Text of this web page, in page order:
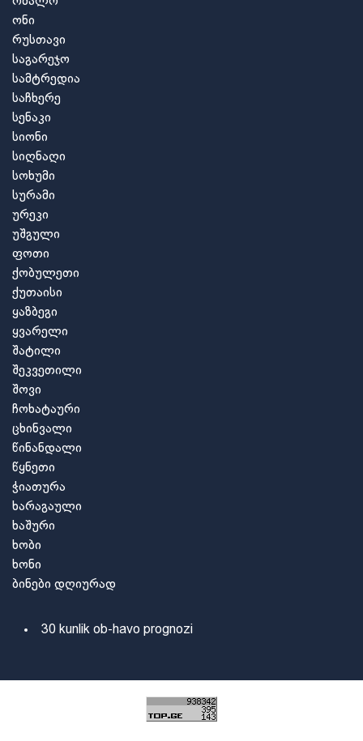
ონი
რუსთავი
საგარეჯო
სამტრედია
საჩხერე
სენაკი
სიონი
სიღნაღი
სოხუმი
სურამი
ურეკი
უშგული
ფოთი
ქობულეთი
ქუთაისი
ყაზბეგი
ყვარელი
შატილი
შეკვეთილი
შოვი
ჩოხატაური
ცხინვალი
წინანდალი
წყნეთი
ჭიათურა
ხარაგაული
ხაშური
ხობი
ხონი
ბინები დღიურად
30 kunlik ob-havo prognozi